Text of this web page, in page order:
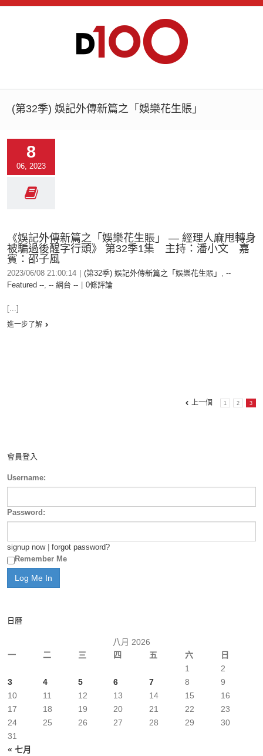
(第32季) 娛記外傳新篇之「娛樂花生賬」
8
06, 2023
《娛記外傳新篇之「娛樂花生賬」 — 經理人麻甩轉身
被騙過後醒字行頭》 第32季1集 主持：潘小文 嘉
賓：邵子風
2023/06/08 21:00:14 (第32季) 娛記外傳新篇之「娛樂花生賬」 , --
Featured --, -- 網台 -- 0條評論
[...]
進一步了解
上一個 1 2 3
會員登入
Username:
Password:
signup now| forgot password?
Remember Me
日曆
八月 2026
一
二 三 四 五 六 日
« 七月
1
2
3
4 5 6 7 8
9
10
11 12 13 14 15
16
17
18 19 20 21 22
23
24
25 26 27 28 29
30
31